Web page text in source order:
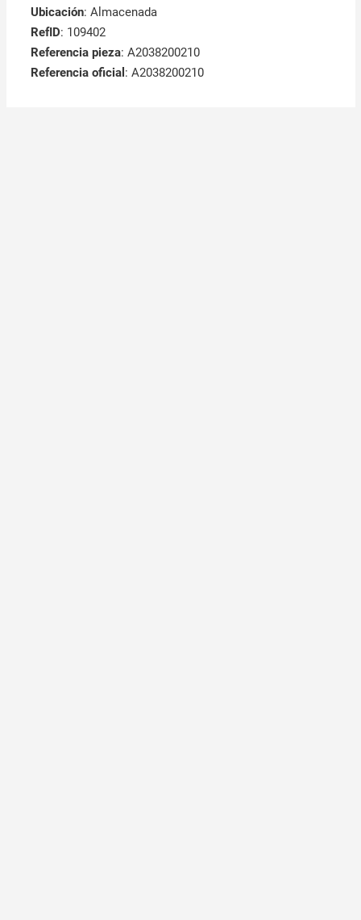
Ubicación: Almacenada
RefID: 109402
Referencia pieza: A2038200210
Referencia oficial : A2038200210